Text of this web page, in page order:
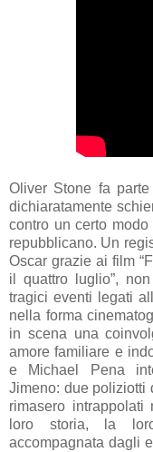
Oliver Stone fa
dichiaratamente
contro un certo
repubblicano. Un
Oscar grazie ai film
il quattro luglio”,
tragici eventi legati
nella forma
in scena una
amore familiare e
e Michael Pena
Jimeno: due poliziotti
rimasero
loro storia, la
accompagnata dagli